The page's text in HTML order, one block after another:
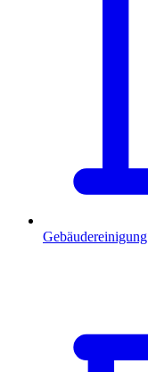
Gebäudereinigung